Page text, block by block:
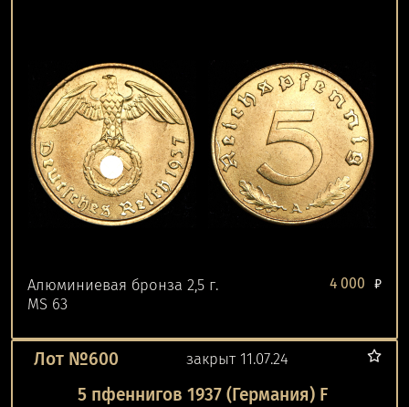
Алюминиевая бронза 2,5 г.
MS 63
4 000 ₽
Лот №600 закрыт 11.07.24
5 пфеннигов 1937 (Германия) F